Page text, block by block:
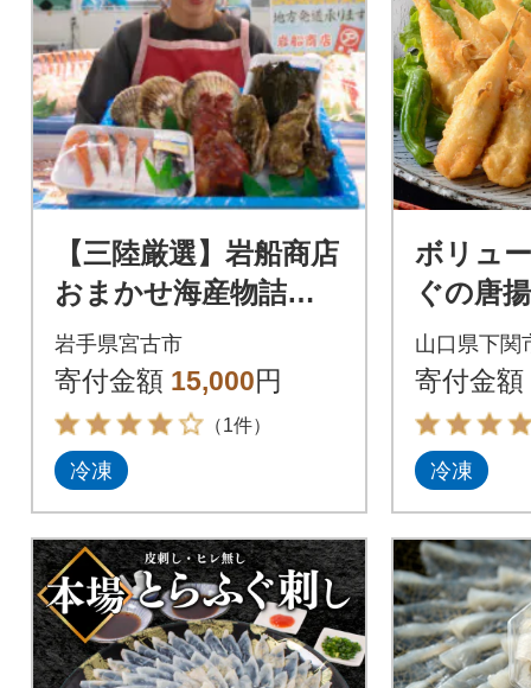
【三陸厳選】岩船商店
おまかせ海産物詰め
合わせセット(1)
岩手県宮古市
寄付金額 15,000円
（1件）
冷凍
ボリュ
ぐの唐
山口県下関
寄付金額
冷凍